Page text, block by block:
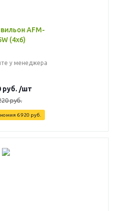
AFM-
(4х6)
у менеджера
руб. /шт
руб.
6 920 руб.